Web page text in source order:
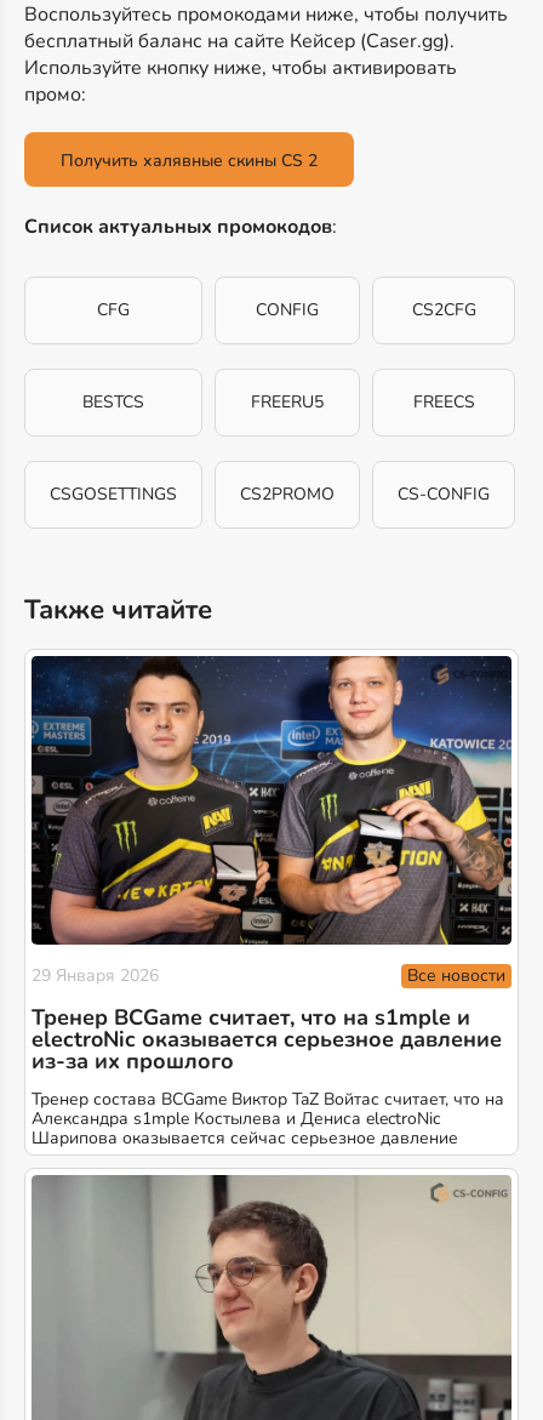
Воспользуйтесь промокодами ниже, чтобы получить
бесплатный баланс на сайте Кейсер (Caser.gg).
Используйте кнопку ниже, чтобы активировать
промо:
Получить халявные скины CS 2
Список актуальных промокодов:
CFG CONFIG CS2CFG
BESTCS FREERU5 FREECS
CSGOSETTINGS CS2PROMO CS-CONFIG
Также читайте
29 Января 2026 Все новости
Тренер BCGame считает, что на s1mple и
electroNic оказывается серьезное давление
из-за их прошлого
Тренер состава BCGame Виктор TaZ Войтас считает, что на
Александра s1mple Костылева и Дениса electroNic
Шарипова оказывается сейчас серьезное давление